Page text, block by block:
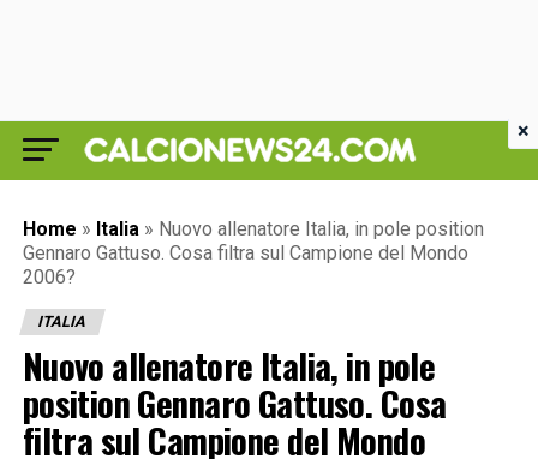
Home » Italia » Nuovo allenatore Italia, in pole position
Gennaro Gattuso. Cosa filtra sul Campione del Mondo
2006?
ITALIA
Nuovo allenatore Italia, in pole
position Gennaro Gattuso. Cosa
filtra sul Campione del Mondo
×